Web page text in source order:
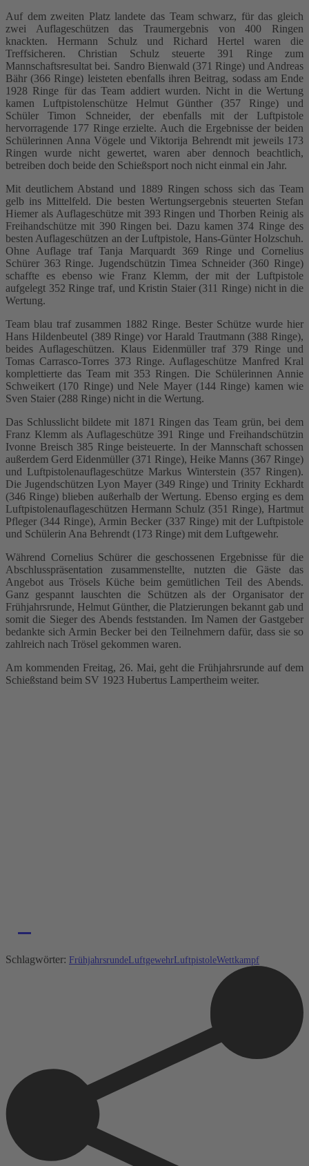
Auf dem zweiten Platz landete das Team schwarz, für das gleich
zwei Auflageschützen das Traumergebnis von 400 Ringen
knackten. Hermann Schulz und Richard Hertel waren die
Treffsicheren. Christian Schulz steuerte 391 Ringe zum
Mannschaftsresultat bei. Sandro Bienwald (371 Ringe) und Andreas
Bähr (366 Ringe) leisteten ebenfalls ihren Beitrag, sodass am Ende
1928 Ringe für das Team addiert wurden. Nicht in die Wertung
kamen Luftpistolenschütze Helmut Günther (357 Ringe) und
Schüler Timon Schneider, der ebenfalls mit der Luftpistole
hervorragende 177 Ringe erzielte. Auch die Ergebnisse der beiden
Schülerinnen Anna Vögele und Viktorija Behrendt mit jeweils 173
Ringen wurde nicht gewertet, waren aber dennoch beachtlich,
betreiben doch beide den Schießsport noch nicht einmal ein Jahr.
Mit deutlichem Abstand und 1889 Ringen schoss sich das Team
gelb ins Mittelfeld. Die besten Wertungsergebnis steuerten Stefan
Hiemer als Auflageschütze mit 393 Ringen und Thorben Reinig als
Freihandschütze mit 390 Ringen bei. Dazu kamen 374 Ringe des
besten Auflageschützen an der Luftpistole, Hans-Günter Holzschuh.
Ohne Auflage traf Tanja Marquardt 369 Ringe und Cornelius
Schürer 363 Ringe. Jugendschützin Timea Schneider (360 Ringe)
schaffte es ebenso wie Franz Klemm, der mit der Luftpistole
aufgelegt 352 Ringe traf, und Kristin Staier (311 Ringe) nicht in die
Wertung.
Team blau traf zusammen 1882 Ringe. Bester Schütze wurde hier
Hans Hildenbeutel (389 Ringe) vor Harald Trautmann (388 Ringe),
beides Auflageschützen. Klaus Eidenmüller traf 379 Ringe und
Tomas Carrasco-Torres 373 Ringe. Auflageschütze Manfred Kral
komplettierte das Team mit 353 Ringen. Die Schülerinnen Annie
Schweikert (170 Ringe) und Nele Mayer (144 Ringe) kamen wie
Sven Staier (288 Ringe) nicht in die Wertung.
Das Schlusslicht bildete mit 1871 Ringen das Team grün, bei dem
Franz Klemm als Auflageschütze 391 Ringe und Freihandschützin
Ivonne Breisch 385 Ringe beisteuerte. In der Mannschaft schossen
außerdem Gerd Eidenmüller (371 Ringe), Heike Manns (367 Ringe)
und Luftpistolenauflageschütze Markus Winterstein (357 Ringen).
Die Jugendschützen Lyon Mayer (349 Ringe) und Trinity Eckhardt
(346 Ringe) blieben außerhalb der Wertung. Ebenso erging es dem
Luftpistolenauflageschützen Hermann Schulz (351 Ringe), Hartmut
Pfleger (344 Ringe), Armin Becker (337 Ringe) mit der Luftpistole
und Schülerin Ana Behrendt (173 Ringe) mit dem Luftgewehr.
Während Cornelius Schürer die geschossenen Ergebnisse für die
Abschlusspräsentation zusammenstellte, nutzten die Gäste das
Angebot aus Trösels Küche beim gemütlichen Teil des Abends.
Ganz gespannt lauschten die Schützen als der Organisator der
Frühjahrsrunde, Helmut Günther, die Platzierungen bekannt gab und
somit die Sieger des Abends feststanden. Im Namen der Gastgeber
bedankte sich Armin Becker bei den Teilnehmern dafür, dass sie so
zahlreich nach Trösel gekommen waren.
Am kommenden Freitag, 26. Mai, geht die Frühjahrsrunde auf dem
Schießstand beim SV 1923 Hubertus Lampertheim weiter.
Schlagwörter: Frühjahrsrunde Luftgewehr LuftpistoleWettkampf